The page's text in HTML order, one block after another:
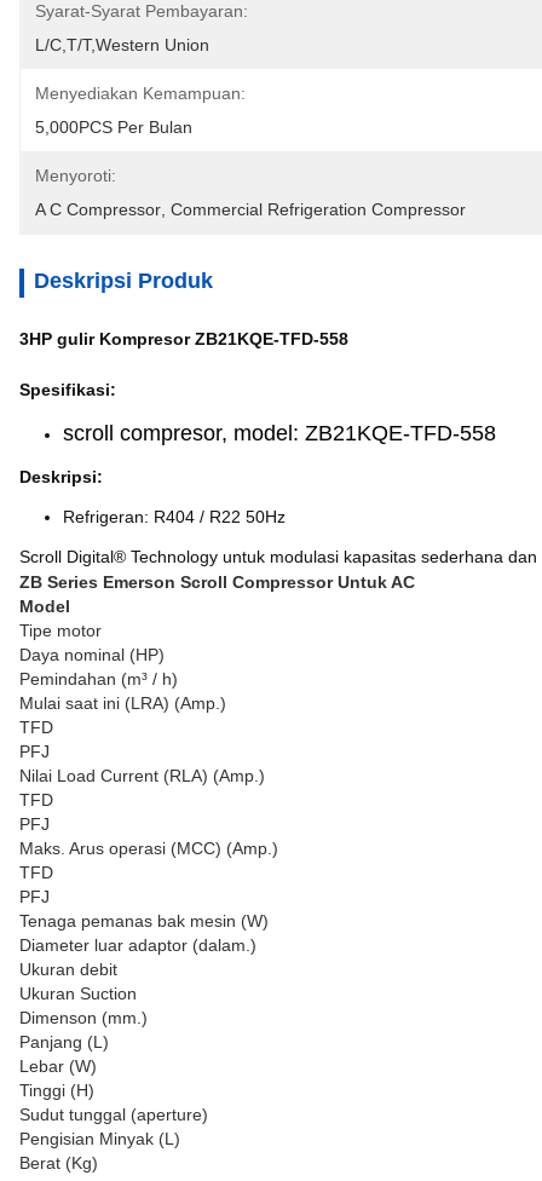
Syarat-Syarat Pembayaran:
L/C,T/T,Western Union
Menyediakan Kemampuan:
5,000PCS Per Bulan
Menyoroti:
A C Compressor Commercial Refrigeration Compressor
Deskripsi Produk
3HP gulir Kompresor ZB21KQE-TFD-558
Spesifikasi:
scroll compresor, model: ZB21KQE-TFD-558
Deskripsi:
Refrigeran: R404 / R22 50Hz
Scroll Digital® Technology untuk modulasi kapasitas sederhana
ZB Series Emerson Scroll Compressor Untuk AC
Model
Tipe motor
Daya nominal (HP)
Pemindahan (m³ / h)
Mulai saat ini (LRA) (Amp.)
TFD
PFJ
Nilai Load Current (RLA) (Amp.)
TFD
PFJ
Maks. Arus operasi (MCC) (Amp.)
TFD
PFJ
Tenaga pemanas bak mesin (W)
Diameter luar adaptor (dalam.)
Ukuran debit
Ukuran Suction
Dimenson (mm.)
Panjang (L)
Lebar (W)
Tinggi (H)
Sudut tunggal (aperture)
Pengisian Minyak (L)
Berat (Kg)